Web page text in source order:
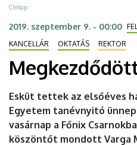
DEBRECENI
EGYETEM
Morzsa
Címlap
2019. szeptember 9. - 00:00
KANCELLÁR
OKTATÁS REKTOR
Esküt tettek az elsőéves
Egyetem tanévnyitó
vasárnap a Főnix
köszöntőt mondott Varga